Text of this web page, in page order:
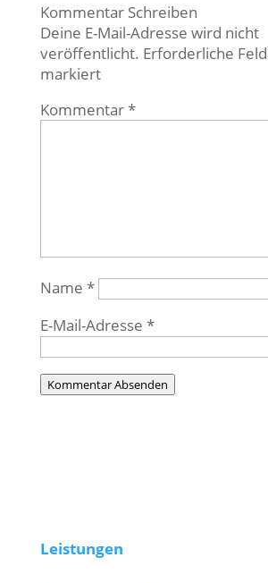
Kommentar Schreiben
Deine E-Mail-Adresse wird nicht
veröffentlicht. Erforderliche
markiert
Kommentar*
Name *
E-Mail-Adresse *
Kommentar Absenden
Leistungen